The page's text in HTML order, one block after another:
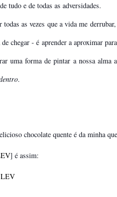
tudo e de todas as adversidades.
as vezes que a vida me
chegar - é aprender a aproximar
uma forma de pintar a nossa
.
chocolate quente é da minha
] é assim:
LEV